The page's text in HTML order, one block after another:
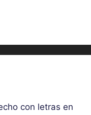
con letras en